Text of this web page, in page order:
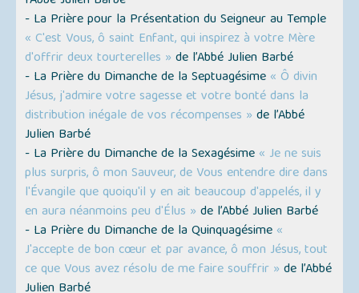
- La Prière pour la Présentation du Seigneur au Temple
« C'est Vous, ô saint Enfant, qui inspirez à votre Mère
d'offrir deux tourterelles » de l’Abbé Julien Barbé
- La Prière du Dimanche de la Septuagésime « Ô divin
Jésus, j'admire votre sagesse et votre bonté dans la
distribution inégale de vos récompenses » de l’Abbé
Julien Barbé
- La Prière du Dimanche de la Sexagésime « Je ne suis
plus surpris, ô mon Sauveur, de Vous entendre dire dans
l'Évangile que quoiqu'il y en ait beaucoup d'appelés, il y
en aura néanmoins peu d'Élus » de l’Abbé Julien Barbé
- La Prière du Dimanche de la Quinquagésime «
J'accepte de bon cœur et par avance, ô mon Jésus, tout
ce que Vous avez résolu de me faire souffrir » de l’Abbé